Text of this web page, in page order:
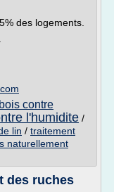
des logements.
contre
l'humidite /
lin / traitement
naturellement
des ruches